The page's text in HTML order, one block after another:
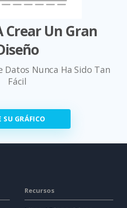
Crear Un Gran
Datos Nunca Ha Sido Tan
Fácil
SU GRÁFICO
Recursos